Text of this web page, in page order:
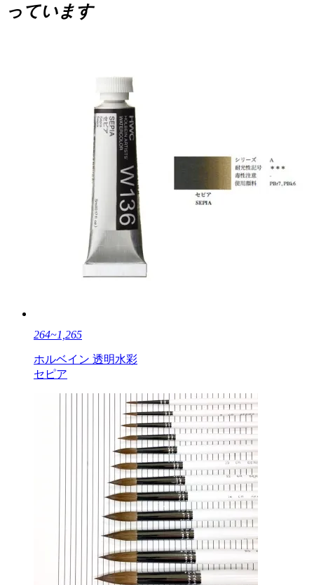
っています
264~1,265
ホルベイン 透明水彩
セピア